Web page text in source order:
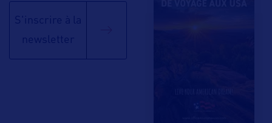
S'inscrire à la
newsletter